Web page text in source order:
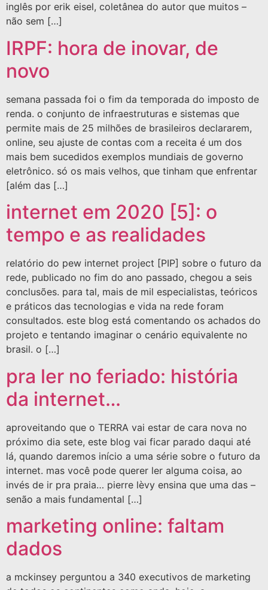
inglês por erik eisel, coletânea do autor que muitos –
não sem […]
IRPF: hora de inovar, de
novo
semana passada foi o fim da temporada do imposto de
renda. o conjunto de infraestruturas e sistemas que
permite mais de 25 milhões de brasileiros declararem,
online, seu ajuste de contas com a receita é um dos
mais bem sucedidos exemplos mundiais de governo
eletrônico. só os mais velhos, que tinham que enfrentar
[além das […]
internet em 2020 [5]: o
tempo e as realidades
relatório do pew internet project [PIP] sobre o futuro da
rede, publicado no fim do ano passado, chegou a seis
conclusões. para tal, mais de mil especialistas, teóricos
e práticos das tecnologias e vida na rede foram
consultados. este blog está comentando os achados do
projeto e tentando imaginar o cenário equivalente no
brasil. o […]
pra ler no feriado: história
da internet…
aproveitando que o TERRA vai estar de cara nova no
próximo dia sete, este blog vai ficar parado daqui até
lá, quando daremos início a uma série sobre o futuro da
internet. mas você pode querer ler alguma coisa, ao
invés de ir pra praia… pierre lèvy ensina que uma das –
senão a mais fundamental […]
marketing online: faltam
dados
a mckinsey perguntou a 340 executivos de marketing